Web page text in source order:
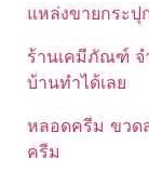
แหล่งขายกระ
ร้านเคมีภัณฑ์ จ
บ้านทำได้เลย
หลอดครีม ขวด
ครีม